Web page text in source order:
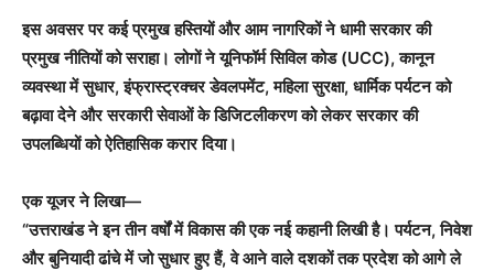
इस अवसर पर कई प्रमुख हस्तियों और आम नागरिकों ने धामी सरकार की
प्रमुख नीतियों को सराहा। लोगों ने यूनिफॉर्म सिविल कोड (UCC), कानून
व्यवस्था में सुधार, इंफ्रास्ट्रक्चर डेवलपमेंट, महिला सुरक्षा, धार्मिक पर्यटन को
बढ़ावा देने और सरकारी सेवाओं के डिजिटलीकरण को लेकर सरकार की
उपलब्धियों को ऐतिहासिक करार दिया।
एक यूजर ने लिखा—
“उत्तराखंड ने इन तीन वर्षों में विकास की एक नई कहानी लिखी है। पर्यटन, निवेश
और बुनियादी ढांचे में जो सुधार हुए हैं, वे आने वाले दशकों तक प्रदेश को आगे ले